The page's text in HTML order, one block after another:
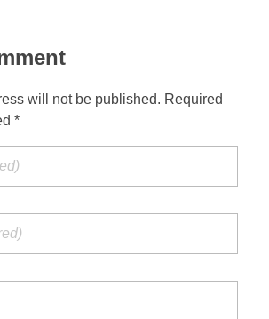
will not be published. Required
*